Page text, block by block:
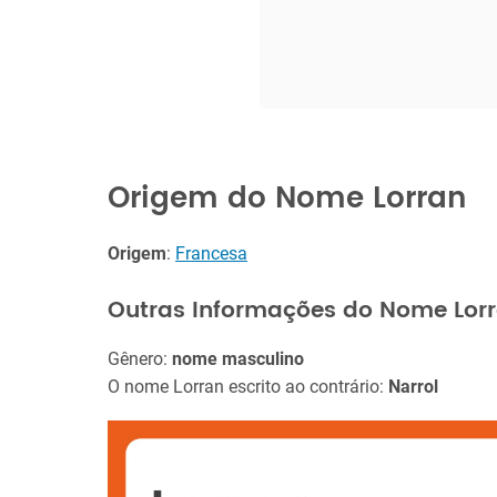
Origem do Nome Lorran
Origem: Francesa
Outras Informações do Nome
Gênero: nome masculino
O nome Lorran escrito ao contrário: Narrol